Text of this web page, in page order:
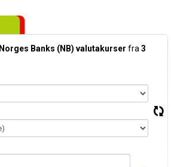
Norges Banks (NB) valutakurser fra 3